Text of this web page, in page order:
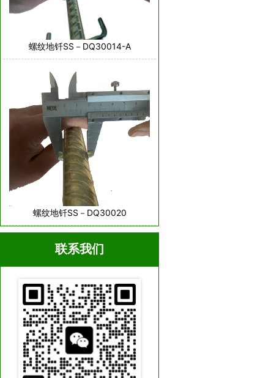
螺纹地钎SS－DQ30014-A
螺纹地钎SS－DQ30020
联系我们